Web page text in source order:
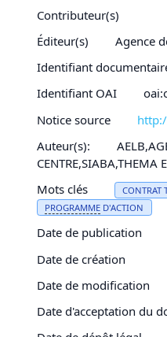
Contributeur(s)
Éditeur(s)
Agence
Identifiant
Identifiant OAI
Notice source
Auteur(s):
CENTRE,SIABA,THEMA
Mots clés
CONTRAT
PROGRAMME D'ACTION
Date de publication
Date de création
Date de modification
Date d'acceptation du